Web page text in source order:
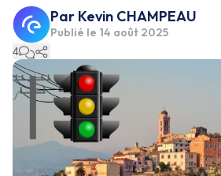
Par Kevin CHAMPEAU
Publié le 14 août 2025
4